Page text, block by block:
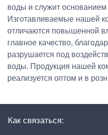
воды и служит основанием
Изготавливаемые нашей
отличаются повышенной
главное качество,
разрушается под
воды. Продукция нашей
реализуется оптом и в
Как связаться: